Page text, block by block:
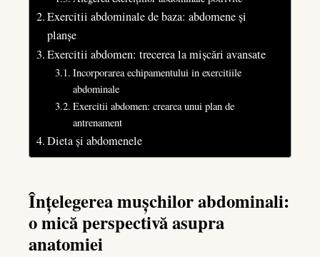
Exercitii abdominale de baza: abdomene și
planșe
Exercitii abdomen: trecerea la mișcări avansate
Incorporarea echipamentului in exercitiile
abdominale
Exercitii abdomen: crearea unui plan de
antrenament
Dieta și abdomenele
Înțelegerea mușchilor abdominali:
o mică perspectivă asupra
anatomiei